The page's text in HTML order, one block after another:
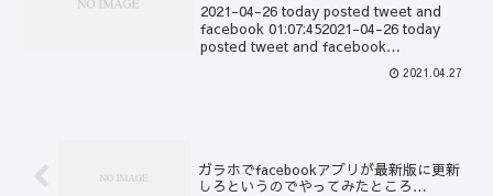
2021-04-26 today posted tweet and
facebook 01:07:452021-04-26 today
posted tweet and facebook
01:18:332021-04-26にtwitter... 2021.04.27
ガラホでfacebookアプリが最新版に更新
しろというのでやってみたところ…